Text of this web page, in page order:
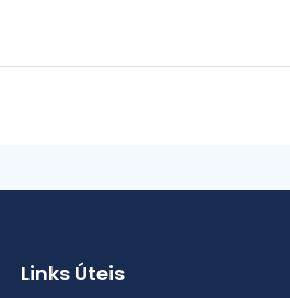
Links Úteis